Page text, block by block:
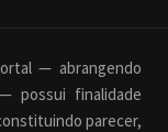
— abrangendo
possui finalidade
parecer,